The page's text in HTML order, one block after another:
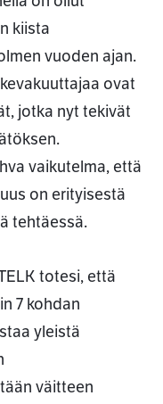
kiista
vuoden ajan.
ovat
jotka nyt tekivät
vaikutelma, että
on erityisestä
tehtäessä.
totesi, että
7 kohdan
yleistä
väitteen